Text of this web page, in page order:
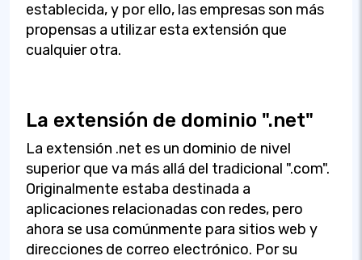
establecida, y por ello, las empresas son más
propensas a utilizar esta extensión que
cualquier otra.
La extensión de dominio ".net"
La extensión .net es un dominio de nivel
superior que va más allá del tradicional ".com".
Originalmente estaba destinada a
aplicaciones relacionadas con redes, pero
ahora se usa comúnmente para sitios web y
direcciones de correo electrónico. Por su